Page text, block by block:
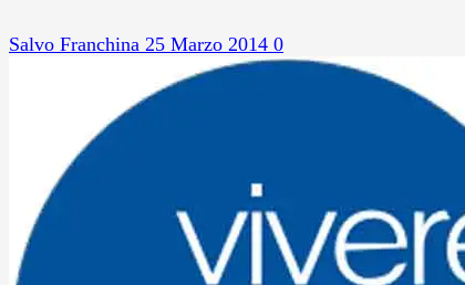
Salvo Franchina 25 Marzo 2014 0